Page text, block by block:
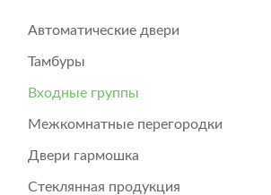
Автоматические двери
Тамбуры
Входные группы
Межкомнатные перегородки
Двери гармошка
Стеклянная продукция